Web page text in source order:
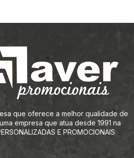
que oferece a melhor qualidade de
empresa que atua desde 1991 na
E PROMOCIONAIS